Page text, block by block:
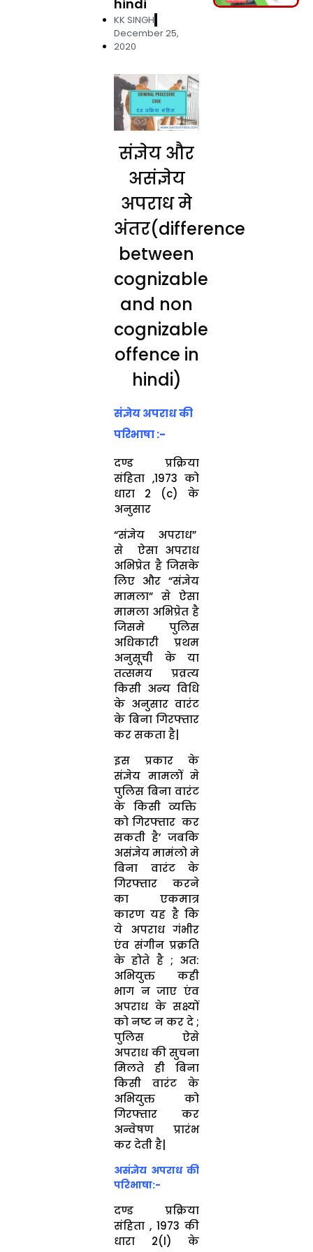
hindi
KK SINGH
December 25,
2020
संज्ञेय और
असंज्ञेय
अपराध मे
अंतर(difference
between
cognizable
and non
cognizable
offence in
hindi)
संज्ञेय अपराध की
परिभाषा :-
दण्ड प्रक्रिया
संहिता ,1973 को
धारा 2 (c) के
अनुसार
“संज्ञेय अपराध”
से ऐसा अपराध
अभिप्रेत है जिसके
लिए और “संज्ञेय
मामला” से ऐसा
मामला अभिप्रेत है
जिसमे पुलिस
अधिकारी प्रथम
अनुसूची के या
तत्समय प्रव्रत्य
किसी अन्य विधि
के अनुसार वारंट
के बिना गिरफ्तार
कर सकता है|
इस प्रकार के
संज्ञेय मामलों मे
पुलिस बिना वारंट
के किसी व्यक्ति
को गिरफ्तार कर
सकती है’ जबकि
असंज्ञेय मामंलो मे
बिना वारंट के
गिरफ्तार करने
का एकमात्र
कारण यह है कि
ये अपराध गंभीर
एंव संगीन प्रक्रति
के होते है ; अत:
अभियुक्त कही
भाग न जाए एंव
अपराध के सक्ष्यों
को नष्ट न कर दे ;
पुलिस ऐसे
अपराध की सुचना
मिलते ही बिना
किसी वारंट के
अभियुक्त को
गिरफ्तार कर
अन्वेषण प्रारंभ
कर देती है|
असंज्ञेय अपराध की
परिभाषा:-
दण्ड प्रक्रिया
संहिता , 1973 की
धारा 2(l) के